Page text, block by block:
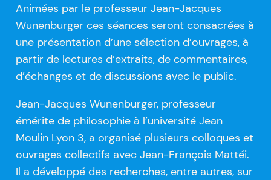
Animées par le professeur Jean-Jacques
Wunenburger ces séances seront consacrées à
une présentation d’une sélection d’ouvrages, à
partir de lectures d’extraits, de commentaires,
d’échanges et de discussions avec le public.
Jean-Jacques Wunenburger, professeur
émérite de philosophie à l’université Jean
Moulin Lyon 3, a organisé plusieurs colloques et
ouvrages collectifs avec Jean-François Mattéi.
Il a développé des recherches, entre autres, sur